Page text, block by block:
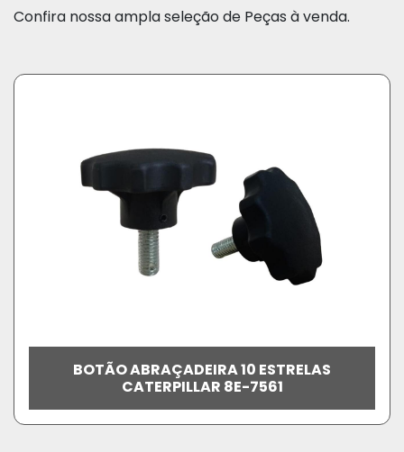
Confira nossa ampla seleção de Peças à venda.
BOTÃO ABRAÇADEIRA 10 ESTRELAS
CATERPILLAR 8E-7561